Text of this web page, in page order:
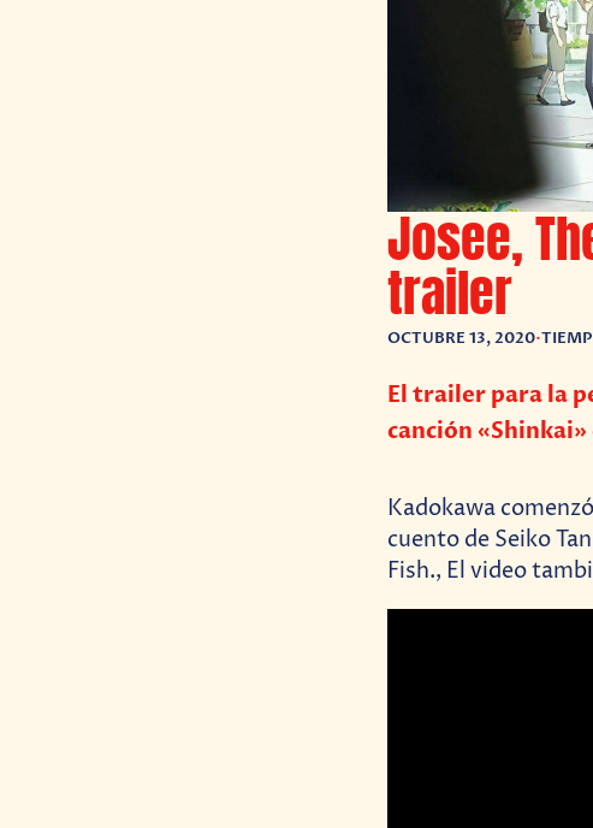
Josee,
trailer
OCTUBRE 13, 2020•
El trailer para la
canción «Shinkai»
Kadokawa
cuento de Seiko
Fish., El video